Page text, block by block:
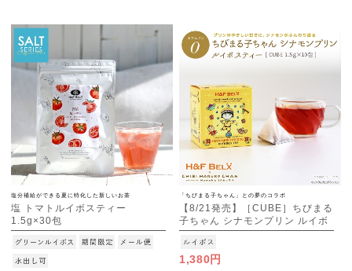
塩分補給ができる夏に特化した新しいお茶
塩 トマトルイボスティー
1.5g×30包
[M便 1/3]
「ちびまる子ちゃん」との夢のコラボ
【8/21発売】［CUBE］ちびまる
子ちゃん シナモンプリン ルイボ
スティー 1.5g×10包
1,380円